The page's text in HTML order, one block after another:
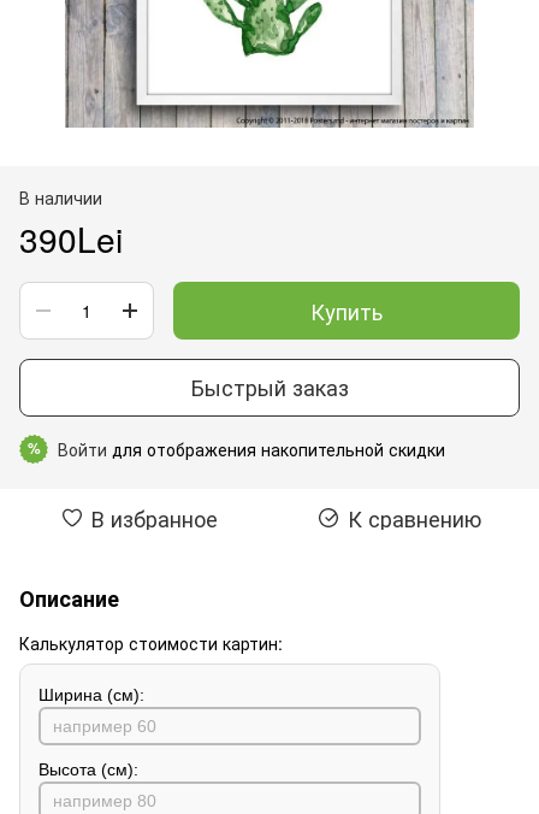
В наличии
390Lei
Купить
Быстрый заказ
% Войти для отображения накопительной скидки
В избранное К сравнению
Описание
Калькулятор стоимости картин:
Ширина (см):
Высота (см):